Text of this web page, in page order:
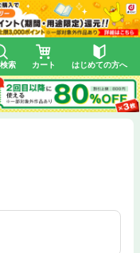
索 カート はじめての方へ